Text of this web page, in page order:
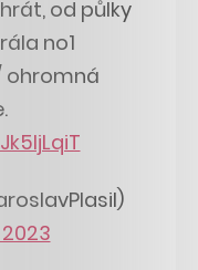
od půlky
no1
ohromná